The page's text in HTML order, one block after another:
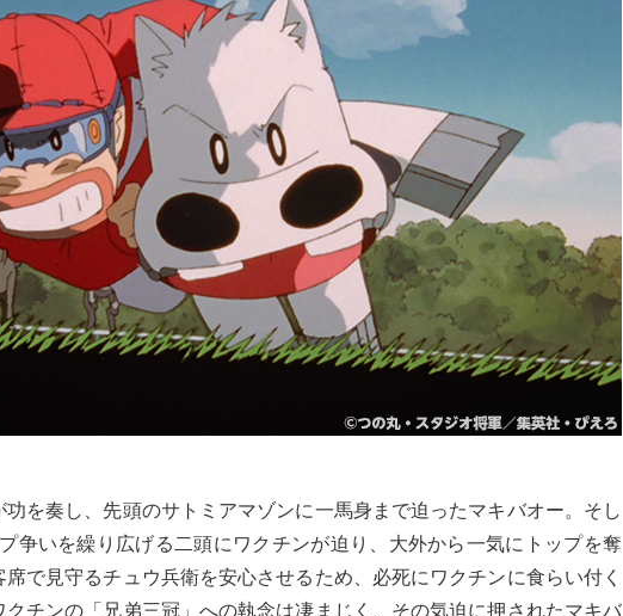
功を奏し、先頭のサトミアマゾンに一馬身まで迫ったマキバオー。そし
争いを繰り広げる二頭にワクチンが迫り、大外から一気にトップを奪
で見守るチュウ兵衛を安心させるため、必死にワクチンに食らい付く
クチンの「兄弟三冠」への執念は凄まじく、その気迫に押されたマキバ